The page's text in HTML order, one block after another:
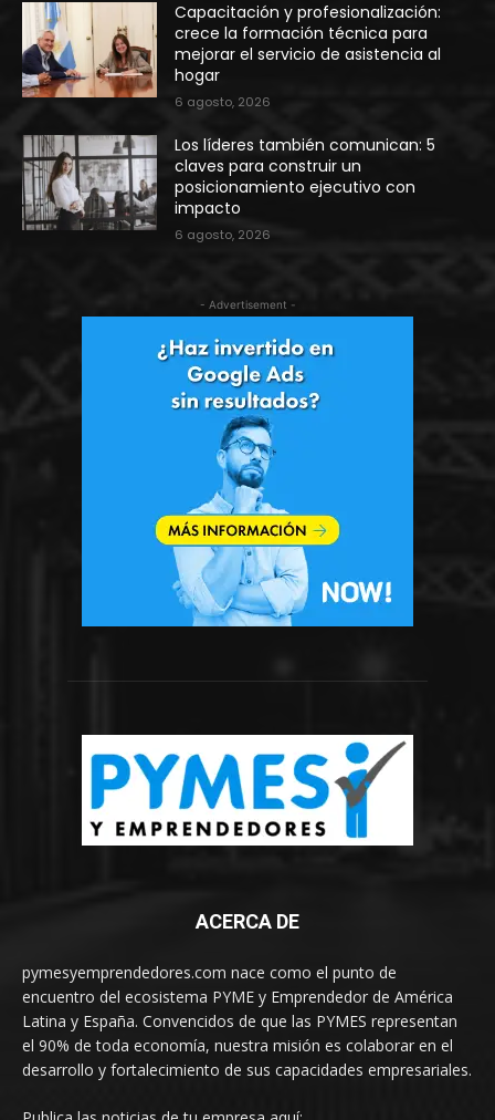
Capacitación y profesionalización:
crece la formación técnica para
mejorar el servicio de asistencia al
hogar
6 agosto, 2026
Los líderes también comunican: 5
claves para construir un
posicionamiento ejecutivo con
impacto
6 agosto, 2026
- Advertisement -
ACERCA DE
pymesyemprendedores.com nace como el punto de
encuentro del ecosistema PYME y Emprendedor de América
Latina y España. Convencidos de que las PYMES representan
el 90% de toda economía, nuestra misión es colaborar en el
desarrollo y fortalecimiento de sus capacidades empresariales.